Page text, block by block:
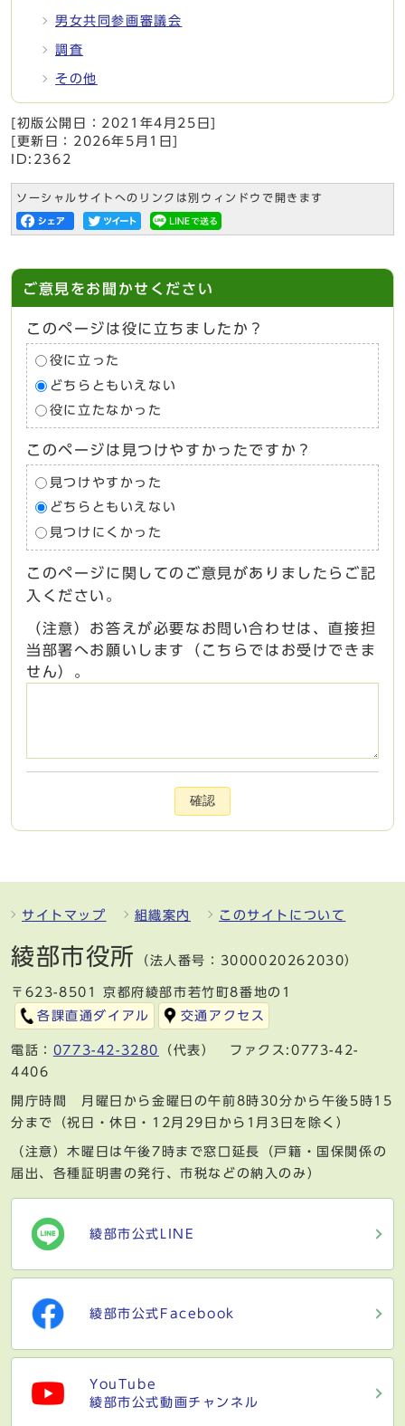
男女共同参画審議会
調査
その他
[初版公開日： 2021年4月25日
[更新日： 2026年5月1日
ID:2362
ソーシャルサイトへのリンクは別ウィンドウで開きます
ご意見をお聞かせください
このページは役に立ちましたか？
役に立った
どちらともいえない
役に立たなかった
このページは見つけやすかったですか？
見つけやすかった
どちらともいえない
見つけにくかった
このページに関してのご意見がありましたらご記
入ください。
（注意）お答えが必要なお問い合わせは、直接担
当部署へお願いします（こちらではお受けできま
せん）。
確認
サイトマップ 組織案内 このサイトについて
綾部市役所 （法人番号：3000020262030）
〒623-8501 京都府綾部市若竹町8番地の1
各課直通ダイアル
交通アクセス
電話： 0773-42-3280
（代表） ファクス:0773-42-
4406
開庁時間 月曜日から金曜日の午前8時30分から午後5時15
分まで（祝日・休日・12月29日から1月3日を除く）
（注意）木曜日は午後7時まで窓口延長（戸籍・国保関係の
届出、各種証明書の発行、市税などの納入のみ）
綾部市公式LINE
綾部市公式Facebook
YouTube
綾部市公式動画チャンネル